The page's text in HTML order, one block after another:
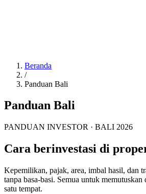
Beranda
/
Panduan Bali
Panduan Bali
PANDUAN INVESTOR · BALI 2026
Cara berinvestasi di
Kepemilikan, pajak, area, imbal hasil, dan
tanpa basa-basi. Semua untuk
satu tempat.